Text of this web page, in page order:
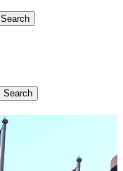
Search
Search